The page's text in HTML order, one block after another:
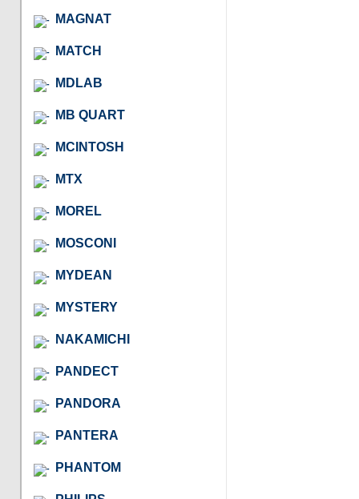
MAGNAT
MATCH
MDLAB
MB QUART
MCINTOSH
MTX
MOREL
MOSCONI
MYDEAN
MYSTERY
NAKAMICHI
PANDECT
PANDORA
PANTERA
PHANTOM